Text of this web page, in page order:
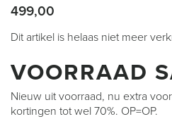
499,00
Dit artikel is helaas niet meer
VOORRAAD
Nieuw uit voorraad, nu extra
kortingen tot wel 70%. OP=OP.